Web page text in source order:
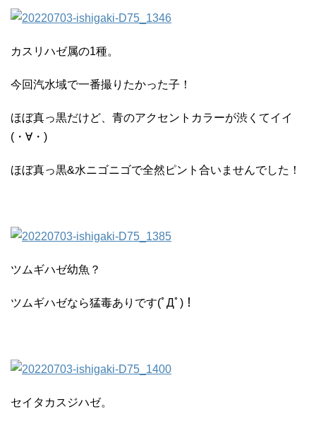
カスリハゼ属の1種。
今回汽水域で一番撮りたかった子！
ほぼ真っ黒だけど、青のアクセントカラーが渋くてイイ
(・∀・)
ほぼ真っ黒&水ニゴニゴで全然ピント合いませんでした！
ツムギハゼ幼魚？
ツムギハゼなら猛毒ありです(ﾟДﾟ)！
セイタカスジハゼ。